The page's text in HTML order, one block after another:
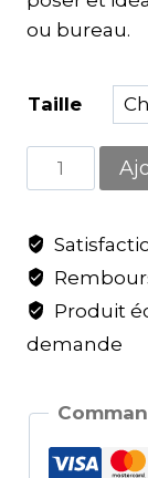
ou bureau.
Taille
Produit
demande